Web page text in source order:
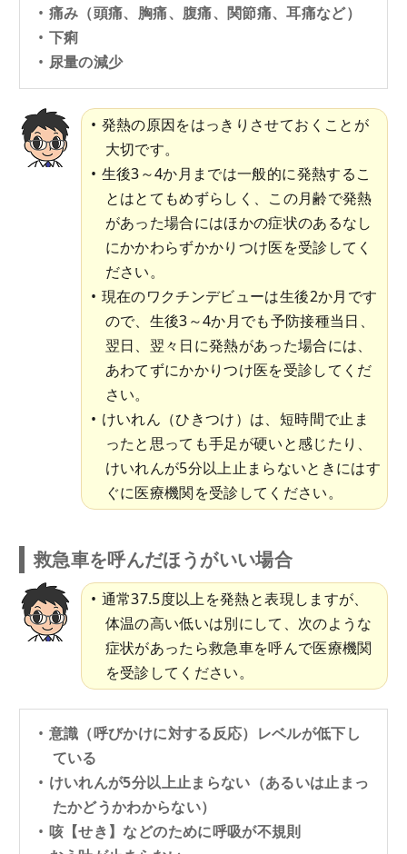
痛み（頭痛、胸痛、腹痛、関節痛、耳痛など）
下痢
尿量の減少
発熱の原因をはっきりさせておくことが
大切です。
生後3～4か月までは一般的に発熱するこ
とはとてもめずらしく、この月齢で発熱
があった場合にはほかの症状のあるなし
にかかわらずかかりつけ医を受診してく
ださい。
現在のワクチンデビューは生後2か月です
ので、生後3～4か月でも予防接種当日、
翌日、翌々日に発熱があった場合には、
あわてずにかかりつけ医を受診してくだ
さい。
けいれん（ひきつけ）は、短時間で止ま
ったと思っても手足が硬いと感じたり、
けいれんが5分以上止まらないときにはす
ぐに医療機関を受診してください。
救急車を呼んだほうがいい場合
通常37.5度以上を発熱と表現しますが、
体温の高い低いは別にして、次のような
症状があったら救急車を呼んで医療機関
を受診してください。
意識（呼びかけに対する反応）レベルが低下し
ている
けいれんが5分以上止まらない（あるいは止まっ
たかどうかわからない）
咳【せき】などのために呼吸が不規則